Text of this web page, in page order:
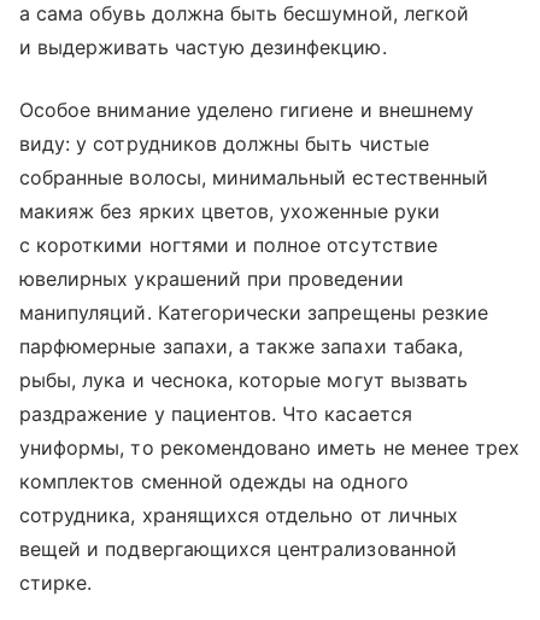
а сама обувь должна быть бесшумной, легкой
и выдерживать частую дезинфекцию.
Особое внимание уделено гигиене и внешнему
виду: у сотрудников должны быть чистые
собранные волосы, минимальный естественный
макияж без ярких цветов, ухоженные руки
с короткими ногтями и полное отсутствие
ювелирных украшений при проведении
манипуляций. Категорически запрещены резкие
парфюмерные запахи, а также запахи табака,
рыбы, лука и чеснока, которые могут вызвать
раздражение у пациентов. Что касается
униформы, то рекомендовано иметь не менее трех
комплектов сменной одежды на одного
сотрудника, хранящихся отдельно от личных
вещей и подвергающихся централизованной
стирке.